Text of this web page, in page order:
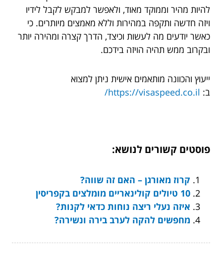
להיות מהיר וממוקד מאוד, ולאפשר למבקש לקבל לידיו
ויזה חדשה ותקפה במהירות וללא מאמצים מיותרים. כי
כאשר יודעים מה לעשות וכיצד, הדרך קצרה ומהירה יותר
ובקרוב ממש תהיה הויזה בידכם.
ייעוץ והכוונה מותאמים אישית ניתן למצוא
ב: https://visaspeed.co.il/
פוסטים קשורים לנושא:
קרוז מאורגן – האם זה שווה?
10 טיולים קולינאריים מומלצים בקפריסין
איזה נעלי ריצה נוחות כדאי לקנות?
מחפשים להקה לערב בירה ונשירה?